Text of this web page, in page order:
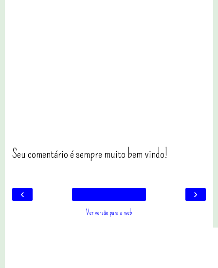
Seu comentário é sempre muito bem vindo!
‹ ›
Ver versão para a web